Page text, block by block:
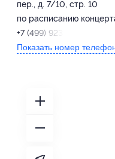
пер., д. 7/10, стр. 10
по расписанию
+7 (499) 923-22-78
Показать номер